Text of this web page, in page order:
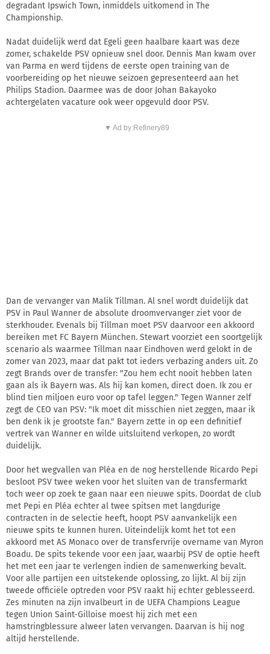
degradant Ipswich Town, inmiddels uitkomend in The
Championship.
Nadat duidelijk werd dat Egeli geen haalbare kaart was deze
zomer, schakelde PSV opnieuw snel door. Dennis Man kwam over
van Parma en werd tijdens de eerste open training van de
voorbereiding op het nieuwe seizoen gepresenteerd aan het
Philips Stadion. Daarmee was de door Johan Bakayoko
achtergelaten vacature ook weer opgevuld door PSV.
▼ Ad by Refinery89
Dan de vervanger van Malik Tillman. Al snel wordt duidelijk dat
PSV in Paul Wanner de absolute droomvervanger ziet voor de
sterkhouder. Evenals bij Tillman moet PSV daarvoor een akkoord
bereiken met FC Bayern München. Stewart voorziet een soortgelijk
scenario als waarmee Tillman naar Eindhoven werd gelokt in de
zomer van 2023, maar dat pakt tot ieders verbazing anders uit. Zo
zegt Brands over de transfer: "Zou hem echt nooit hebben laten
gaan als ik Bayern was. Als hij kan komen, direct doen. Ik zou er
blind tien miljoen euro voor op tafel leggen." Tegen Wanner zelf
zegt de CEO van PSV: "Ik moet dit misschien niet zeggen, maar ik
ben denk ik je grootste fan." Bayern zette in op een definitief
vertrek van Wanner en wilde uitsluitend verkopen, zo wordt
duidelijk.
Door het wegvallen van Pléa en de nog herstellende Ricardo Pepi
besloot PSV twee weken voor het sluiten van de transfermarkt
toch weer op zoek te gaan naar een nieuwe spits. Doordat de club
met Pepi en Pléa echter al twee spitsen met langdurige
contracten in de selectie heeft, hoopt PSV aanvankelijk een
nieuwe spits te kunnen huren. Uiteindelijk komt het tot een
akkoord met AS Monaco over de transfervrije overname van Myron
Boadu. De spits tekende voor een jaar, waarbij PSV de optie heeft
het met een jaar te verlengen indien de samenwerking bevalt.
Voor alle partijen een uitstekende oplossing, zo lijkt. Al bij zijn
tweede officiële optreden voor PSV raakt hij echter geblesseerd.
Zes minuten na zijn invalbeurt in de UEFA Champions League
tegen Union Saint-Gilloise moest hij zich met een
hamstringblessure alweer laten vervangen. Daarvan is hij nog
altijd herstellende.